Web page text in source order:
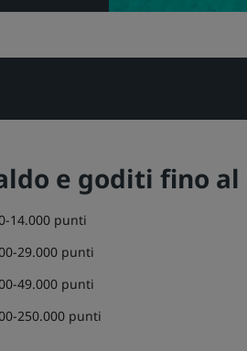
e goditi fino al
14.000 punti
29.000 punti
49.000 punti
250.000 punti